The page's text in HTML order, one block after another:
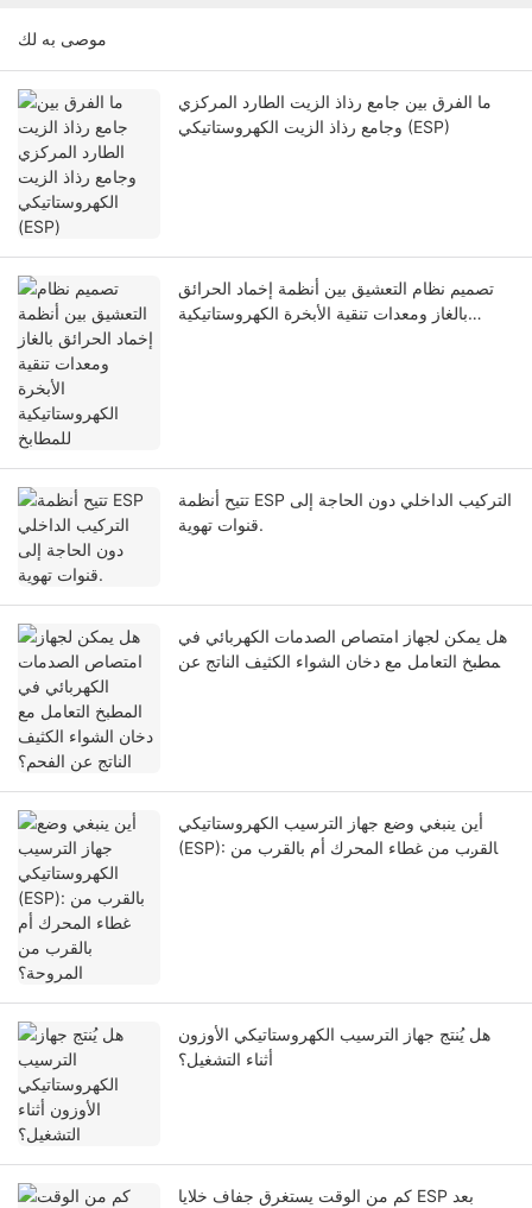
موصى به لك
ما الفرق بين جامع رذاذ الزيت الطارد المركزي
وجامع رذاذ الزيت الكهروستاتيكي (ESP)
تصميم نظام التعشيق بين أنظمة إخماد الحرائق
بالغاز ومعدات تنقية الأبخرة الكهروستاتيكية
تتيح أنظمة ESP التركيب الداخلي دون الحاجة إلى
قنوات تهوية.
هل يمكن لجهاز امتصاص الصدمات الكهربائي في
المطبخ التعامل مع دخان الشواء الكثيف الناتج عن
أين ينبغي وضع جهاز الترسيب الكهروستاتيكي
(ESP): بالقرب من غطاء المحرك أم بالقرب من
هل يُنتج جهاز الترسيب الكهروستاتيكي الأوزون
أثناء التشغيل؟
كم من الوقت يستغرق جفاف خلايا ESP بعد